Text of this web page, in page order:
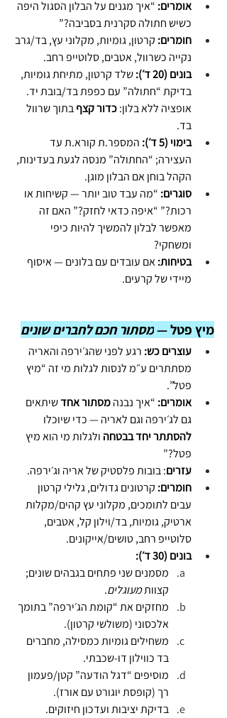
אומרים: “איך מגנים על הבלון הסגול היפה
כשיש חתולה סקרנית בסביבה?”
חומרים: קרטון, גומיות, מקלוני עץ, בד/גרב
נקייה כשרוול, אטבים, סלוטייפ רחב.
בונים (20 ד׳):
שלד קרטון, מתיחת גומיות,
בדיקת “חתולה” עם כפפת בד/בובת יד.
אופציה ללא בלון: כדור קצף בתוך שרוול
בד.
בימוי (5 ד׳):
המספר.ת קורא.ת עד
העצירה; “החתולה” מנסה לגעת בעדינות,
הקהל בוחן אם הבלון מוגן.
סוגרים: “מה עבד טוב יותר — קשיחות או
רכות?” “איפה כדאי לחזק?” האם זה
מאפשר לבלון להמשיך להיות כיפי
ומשחקי?
בטיחות: אם עובדים עם בלונים — איסוף
מיידי של קרעים.
מיץ פטל — מסתור חכם לחברים שונים
עוצרים כש: רגע לפני שהג׳ירפה והאריה
מסתתרים ע״מ לנסות לגלות מי זה “מיץ
פטל”.
אומרים: “איך נבנה מסתור אחד שיתאים
גם לג׳ירפה וגם לאריה — כדי שיוכלו
להסתתר יחד בבטחה ולגלות מי הוא מיץ
פטל?”
עזרים: בובות פלסטיק של אריה וג׳ירפה.
חומרים: קרטונים גדולים, גלילי קרטון
עבים לתומכים, מקלוני עץ קהים/מקלות
ארטיק, גומיות, בד/וילון קל, אטבים,
סלוטייפ רחב, טושים/אייקונים.
בונים (30 ד׳):
מסמנים שני פתחים בגבהים שונים;
קצוות מעוגלים.
מחזקים את “קומת הג׳ירפה” בתומך
אלכסוני (משולשי קרטון).
משחילים גומיות כמסילה, מחברים
בד כווילון דו-שכבתי.
מוסיפים “דגל הודעה” קטן/פעמון
רך (קופסת יוגורט עם אורז).
בדיקת יציבות ועדכון חיזוקים.